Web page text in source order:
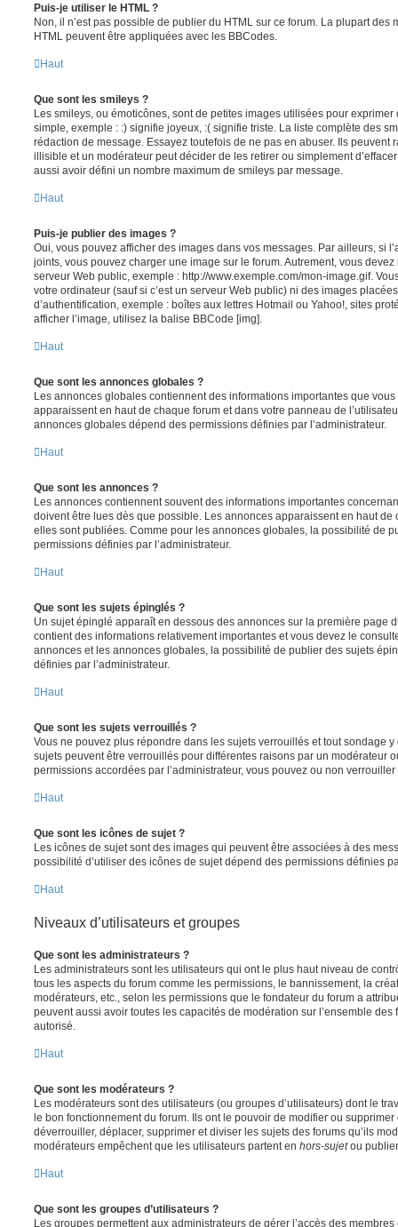
Puis-je utiliser le HTML ?
Non, il n’est pas possible de publier du HTML sur ce forum. La plupart des
HTML peuvent être appliquées avec les BBCodes.
Haut
Que sont les smileys ?
Les smileys, ou émoticônes, sont de petites images utilisées pour
simple, exemple : :) signifie joyeux, :( signifie triste. La liste complète des
rédaction de message. Essayez toutefois de ne pas en abuser. Ils peuvent
illisible et un modérateur peut décider de les retirer ou simplement
aussi avoir défini un nombre maximum de smileys par message.
Haut
Puis-je publier des images ?
Oui, vous pouvez afficher des images dans vos messages. Par ailleurs, si
joints, vous pouvez charger une image sur le forum. Autrement, vous
serveur Web public, exemple : http://www.exemple.com/mon-image.gif.
votre ordinateur (sauf si c’est un serveur Web public) ni des images
d’authentification, exemple : boîtes aux lettres Hotmail ou Yahoo!, sites
afficher l’image, utilisez la balise BBCode [img].
Haut
Que sont les annonces globales ?
Les annonces globales contiennent des informations importantes que
apparaissent en haut de chaque forum et dans votre panneau de
annonces globales dépend des permissions définies par l’administrateur.
Haut
Que sont les annonces ?
Les annonces contiennent souvent des informations importantes
doivent être lues dès que possible. Les annonces apparaissent en haut
elles sont publiées. Comme pour les annonces globales, la possibilité de
permissions définies par l’administrateur.
Haut
Que sont les sujets épinglés ?
Un sujet épinglé apparaît en dessous des annonces sur la première page
contient des informations relativement importantes et vous devez le
annonces et les annonces globales, la possibilité de publier des sujets
définies par l’administrateur.
Haut
Que sont les sujets verrouillés ?
Vous ne pouvez plus répondre dans les sujets verrouillés et tout sondage
sujets peuvent être verrouillés pour différentes raisons par un modérateur
permissions accordées par l’administrateur, vous pouvez ou non
Haut
Que sont les icônes de sujet ?
Les icônes de sujet sont des images qui peuvent être associées à des
possibilité d’utiliser des icônes de sujet dépend des permissions définies
Haut
Niveaux d’utilisateurs et groupes
Que sont les administrateurs ?
Les administrateurs sont les utilisateurs qui ont le plus haut niveau de
tous les aspects du forum comme les permissions, le bannissement, la
modérateurs, etc., selon les permissions que le fondateur du forum a
peuvent aussi avoir toutes les capacités de modération sur l’ensemble
autorisé.
Haut
Que sont les modérateurs ?
Les modérateurs sont des utilisateurs (ou groupes d’utilisateurs) dont le
le bon fonctionnement du forum. Ils ont le pouvoir de modifier ou
déverrouiller, déplacer, supprimer et diviser les sujets des forums qu’ils
modérateurs empêchent que les utilisateurs partent en hors-sujetou
Haut
Que sont les groupes d’utilisateurs ?
Les groupes permettent aux administrateurs de gérer l’accès des